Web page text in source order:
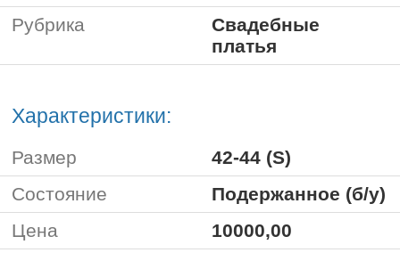
Рубрика
Свадебные
платья
Характеристики:
Размер
42-44 (S)
Состояние
Подержанное (б/у)
Цена
10000,00